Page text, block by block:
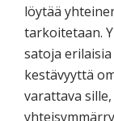
löytää
tarkoitetaan.
satoja
kestävyyttä
varattava